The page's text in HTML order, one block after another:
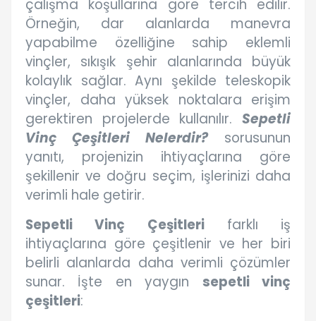
çalışma koşullarına göre tercih edilir.
Örneğin, dar alanlarda manevra
yapabilme özelliğine sahip eklemli
vinçler, sıkışık şehir alanlarında büyük
kolaylık sağlar. Aynı şekilde teleskopik
vinçler, daha yüksek noktalara erişim
gerektiren projelerde kullanılır. Sepetli
Vinç Çeşitleri Nelerdir?sorusunun
yanıtı, projenizin ihtiyaçlarına göre
şekillenir ve doğru seçim, işlerinizi daha
verimli hale getirir.
Sepetli Vinç Çeşitlerifarklı iş
ihtiyaçlarına göre çeşitlenir ve her biri
belirli alanlarda daha verimli çözümler
sunar. İşte en yaygın sepetli vinç
çeşitleri: